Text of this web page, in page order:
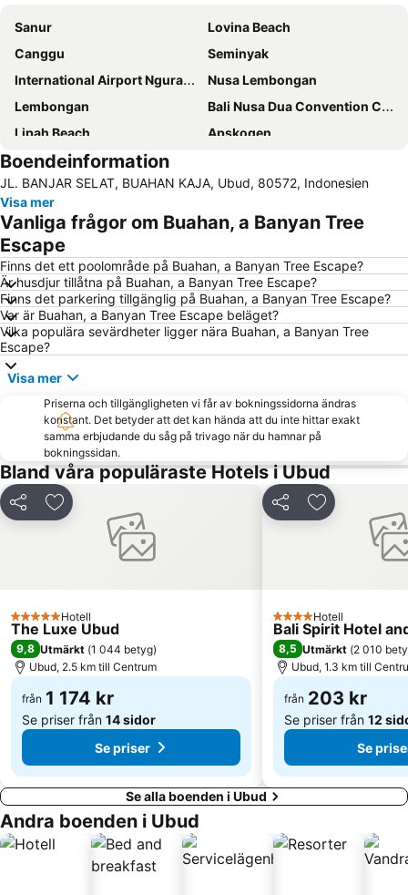
Sanur
Lovina Beach
Canggu
Seminyak
International Airport Ngurah Rai
Nusa Lembongan
Lembongan
Bali Nusa Dua Convention Center
Lipah Beach
Apskogen
Poppies Lane 2
Hard Rock Cafe
Poppies Lane 1
New Kuta Green Park
Bali Orchid Garden
Sanur Village Festival
Taman Gili
Ketewel
Pantai Balian
Double Six Beach
Kutabex Beach Entertainment Center
Waterbom Park
Medewi
Boendeinformation
JL. BANJAR SELAT, BUAHAN KAJA, Ubud, 80572, Indonesien
Visa mer
Vanliga frågor om Buahan, a Banyan Tree
Escape
Finns det ett poolområde på Buahan, a Banyan Tree Escape?
Är husdjur tillåtna på Buahan, a Banyan Tree Escape?
Finns det parkering tillgänglig på Buahan, a Banyan Tree Escape?
Var är Buahan, a Banyan Tree Escape beläget?
Vilka populära sevärdheter ligger nära Buahan, a Banyan Tree
Escape?
Visa mer
Priserna och tillgängligheten vi får av bokningssidorna ändras
konstant. Det betyder att det kan hända att du inte hittar exakt
samma erbjudande du såg på trivago när du hamnar på
bokningssidan.
Bland våra populäraste Hotels i Ubud
Dela Lägg till i Mina Favoriter
5 StjärnorHotell
The Luxe Ubud
9,8 Utmärkt (1 044 betyg)
Ubud, 2.5 km till Centrum
från 1 174 kr
Se priser från 14 sidor
Se priser
Dela Lägg till i
4 Stjärnor
Hotell
Bali Spirit Hotel
8,5 Utmärkt (2 010
Ubud, 1.3 km till
från 203 kr
Se priser från 12
Se
Se alla boenden i Ubud
Andra boenden i Ubud